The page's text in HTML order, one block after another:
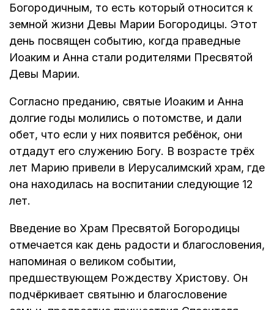
Богородичным, то есть который относится к
земной жизни Девы Марии Богородицы. Этот
день посвящен событию, когда праведные
Иоаким и Анна стали родителями Пресвятой
Девы Марии.
Согласно преданию, святые Иоаким и Анна
долгие годы молились о потомстве, и дали
обет, что если у них появится ребёнок, они
отдадут его служению Богу. В возрасте трёх
лет Марию привели в Иерусалимский храм, где
она находилась на воспитании следующие 12
лет.
Введение во Храм Пресвятой Богородицы
отмечается как день радости и благословения,
напоминая о великом событии,
предшествующем Рождеству Христову. Он
подчёркивает святыню и благословение